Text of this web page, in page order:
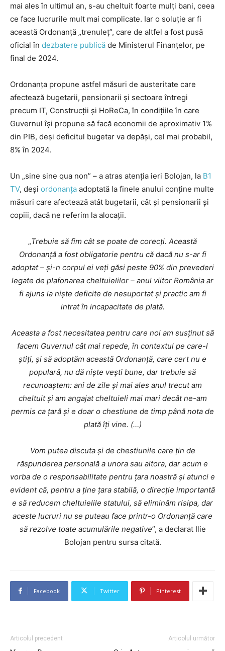
mai ales în ultimul an, s-au cheltuit foarte mulți bani, ceea
ce face lucrurile mult mai complicate. Iar o soluție ar fi
această Ordonanță „trenuleț”, care de altfel a fost pusă
oficial în dezbatere publică de Ministerul Finanțelor, pe
final de 2024.
Ordonanța propune astfel măsuri de austeritate care
afectează bugetarii, pensionarii și sectoare întregi
precum IT, Construcții și HoReCa, în condițiile în care
Guvernul își propune să facă economii de aproximativ 1%
din PIB, deși deficitul bugetar va depăși, cel mai probabil,
8% în 2024.
Un „sine sine qua non” – a atras atenția ieri Bolojan, la B1
TV, deși ordonanța adoptată la finele anului conține multe
măsuri care afectează atât bugetarii, cât și pensionarii și
copiii, dacă ne referim la alocații.
„Trebuie să fim cât se poate de corecți. Această
Ordonanță a fost obligatorie pentru că dacă nu s-ar fi
adoptat – și-n corpul ei veți găsi peste 90% din prevederi
legate de plafonarea cheltuielilor – anul viitor România ar
fi ajuns la niște deficite de nesuportat și practic am fi
intrat în incapacitate de plată.
Aceasta a fost necesitatea pentru care noi am susținut să
facem Guvernul cât mai repede, în contextul pe care-l
știți, și să adoptăm această Ordonanță, care cert nu e
populară, nu dă niște vești bune, dar trebuie să
recunoaștem: ani de zile și mai ales anul trecut am
cheltuit și am angajat cheltuieli mai mari decât ne-am
permis ca țară și e doar o chestiune de timp până nota de
plată îți vine. (…)
Vom putea discuta și de chestiunile care țin de
răspunderea personală a unora sau altora, dar acum e
vorba de o responsabilitate pentru țara noastră și atunci e
evident că, pentru a ține țara stabilă, o direcție importantă
e să reducem cheltuielile statului, să eliminăm risipa, dar
aceste lucruri nu se puteau face printr-o Ordonanță care
să rezolve toate acumulările negative”, a declarat Ilie
Bolojan pentru sursa citată.
Facebook Twitter Pinterest
Articolul precedent Articolul următor